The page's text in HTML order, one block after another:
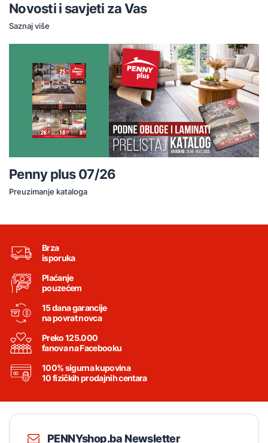
Novosti i savjeti za Vas
Saznaj više
Penny plus 07/26
Preuzimanje kataloga
Brza
isporuka
Plaćanje
pouzećem
15 dana garancije
na povrat novca
Preko 125.000
fanova na Facebooku
100% sigurna kupovina
10 fizičkih prodajnih centara
PENNYshop.ba Newsletter